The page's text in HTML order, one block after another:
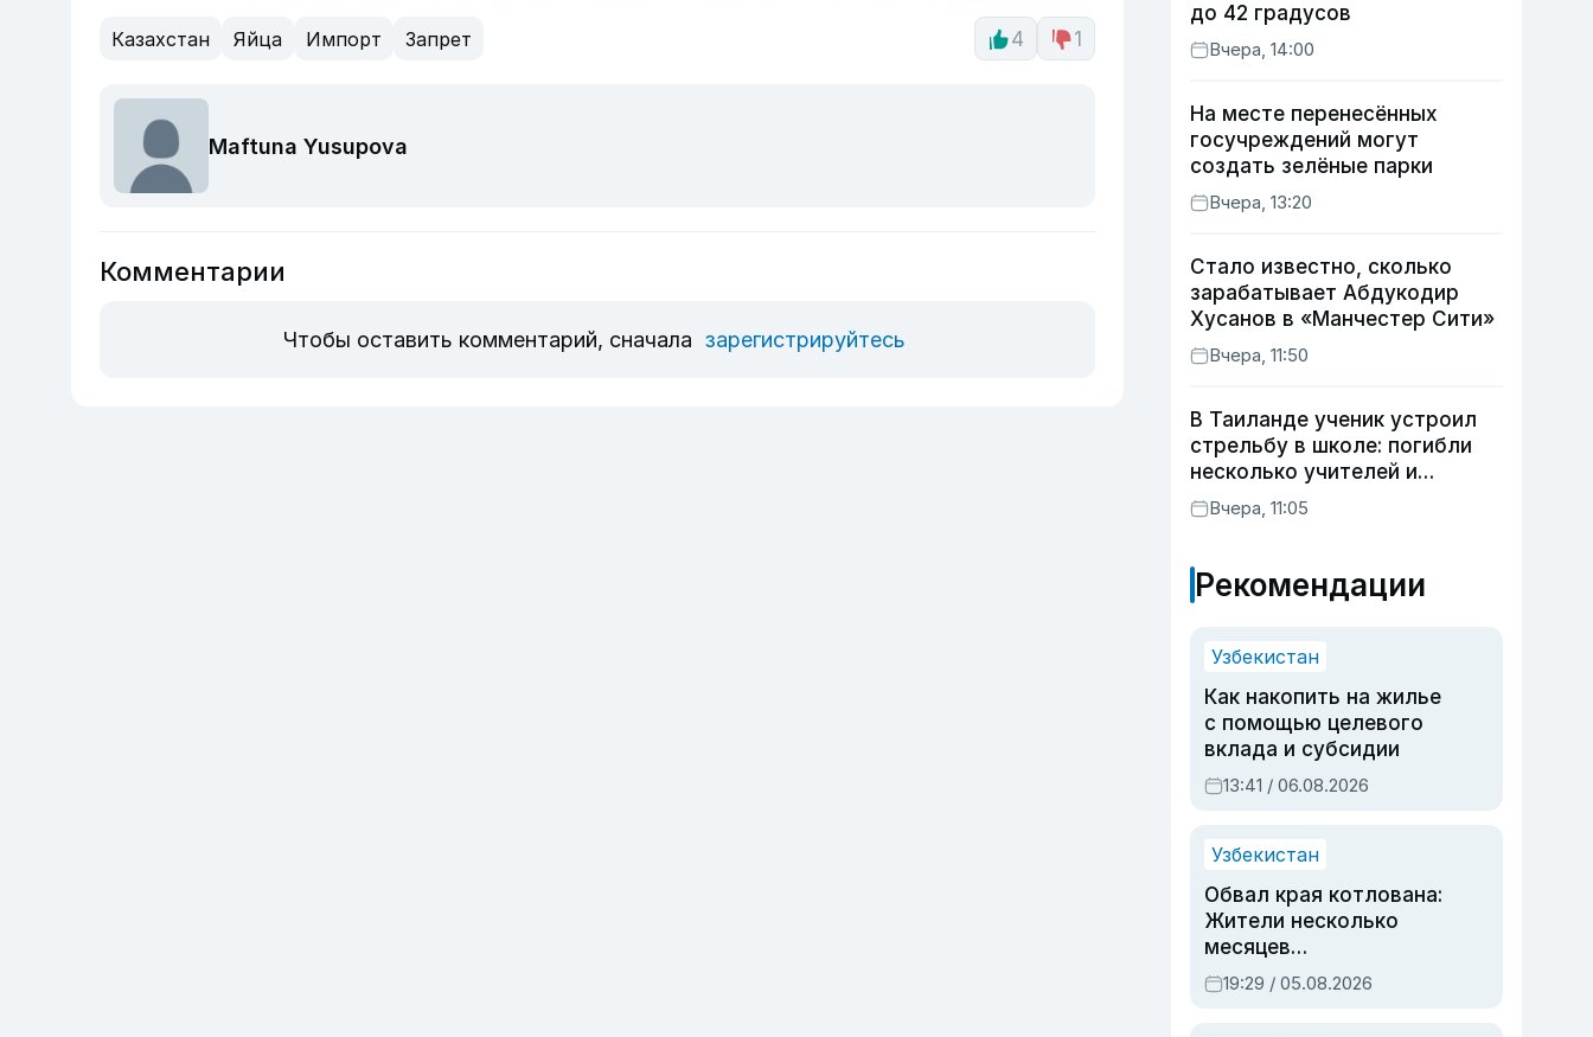
Казахстан Яйца Импорт Запрет 4 1
Maftuna Yusupova
Комментарии
Чтобы оставить комментарий, сначала зарегистрируйтесь
до 42 градусов
Вчера, 14:00
На месте перенесённых
госучреждений могут
создать зелёные парки
Вчера, 13:20
Стало известно, сколько
зарабатывает Абдукодир
Хусанов в «Манчестер Сити»
Вчера, 11:50
В Таиланде ученик устроил
стрельбу в школе: погибли
несколько учителей и
учащихся
Вчера, 11:05
Рекомендации
Узбекистан
Как накопить на жилье
с помощью целевого
вклада и субсидии
13:41 / 06.08.2026
Узбекистан
Обвал края котлована:
Жители несколько
месяцев
предупреждали об
опасности, но стройка
19:29 / 05.08.2026